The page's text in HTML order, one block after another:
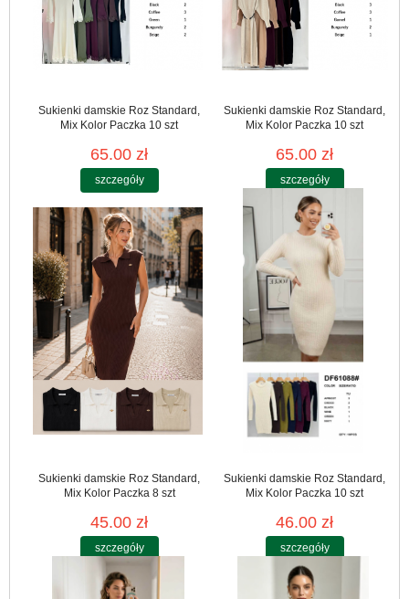
Sukienki damskie Roz Standard,
Mix Kolor Paczka 10 szt
65.00 zł
szczegóły
Sukienki damskie Roz Standard,
Mix Kolor Paczka 10 szt
65.00 zł
szczegóły
Sukienki damskie Roz Standard,
Mix Kolor Paczka 8 szt
45.00 zł
szczegóły
Sukienki damskie Roz Standard,
Mix Kolor Paczka 10 szt
46.00 zł
szczegóły